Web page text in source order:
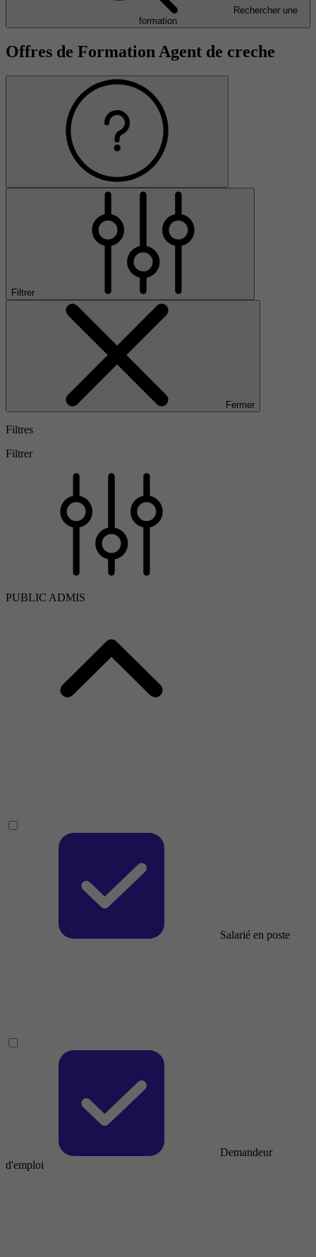
Rechercher une
formation
Offres de Formation Agent de creche
Filtrer
Fermer
Filtres
Filtrer
PUBLIC ADMIS
Salarié en poste
Demandeur
d'emploi